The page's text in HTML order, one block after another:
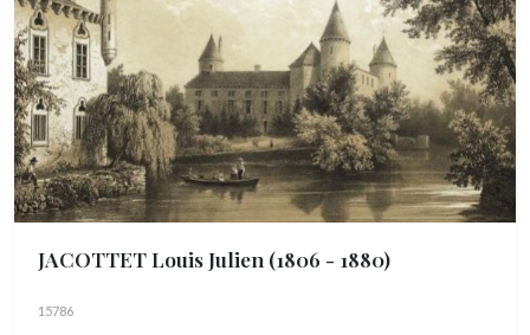
JACOTTET Louis Julien (1806 - 1880)
15786